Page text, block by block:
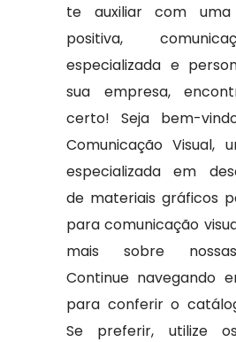
te auxiliar com uma
positiva,
especializada e
sua empresa,
certo! Seja bem-
Comunicação Visual,
especializada em
de materiais gráficos
para comunicação
mais sobre
Continue navegando
para conferir o
Se preferir, utilize